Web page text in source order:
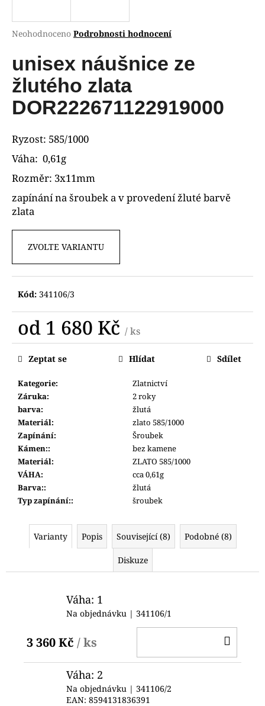
Průměrné
produktu
je
0,0
z
5
hvězdiček.
Neohodnoceno Podrobnosti hodnocení
unisex náušnice ze
žlutého zlata
DOR222671122919000
Ryzost: 585/1000
Váha: 0,61g
Rozměr: 3x11mm
zapínání na šroubek a v provedení žluté barvě
zlata
ZVOLTE VARIANTU
Kód: 341106/3
od 1 680 Kč / ks
Měrná
Kategorie:
Zlatnictví
Záruka:
2 roky
barva:
žlutá
Materiál:
zlato 585/1000
Zapínání:
Šroubek
Kámen::
bez kamene
Materiál:
ZLATO 585/1000
VÁHA:
cca 0,61g
Barva::
žlutá
Typ zapínání:: šroubek
Zeptat se Hlídat Sdílet
Varianty Popis Související (8) Podobné (8)
Diskuze
Váha: 1
Na objednávku | 341106/1
3 360 Kč / ks
Váha: 2
Na objednávku | 341106/2
EAN: 8594131836391
j
t
?
HLEDAT
o
p
o
č
u
2100CC-
3AER
G-
SHOCK
COCA
COLA
(619)
490
Kč